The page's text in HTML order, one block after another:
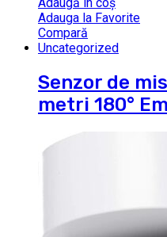
Adauga la Favorite
Compară
Uncategorized
Senzor de
metri 180°